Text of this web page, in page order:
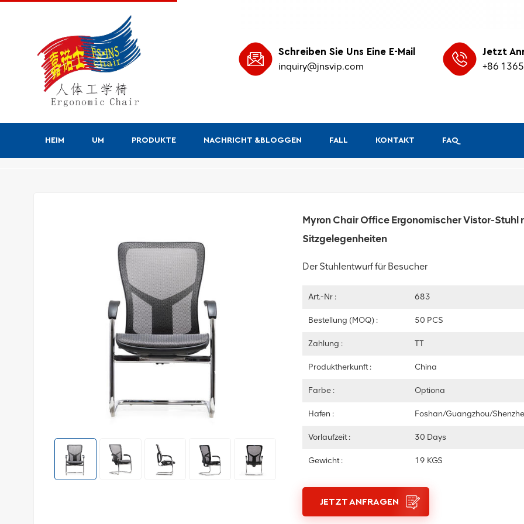
Schreiben Sie Uns Eine E-Mail
inquiry@jnsvip.com
Jetzt
+86
HEIM UM PRODUKTE NACHRICHT &BLOGGEN FALL KONTAKT FAQ
Myron Chair Office Ergonomischer Vistor-
Sitzgelegenheiten
Der Stuhlentwurf für Besucher
Art.-Nr : 683
Bestellung (MOQ) : 50 PCS
Zahlung : TT
Produktherkunft : China
Farbe : Optiona
Hafen : Foshan/Guangzhou/
Vorlaufzeit : 30 Days
Gewicht : 19 KGS
JETZT ANFRAGEN